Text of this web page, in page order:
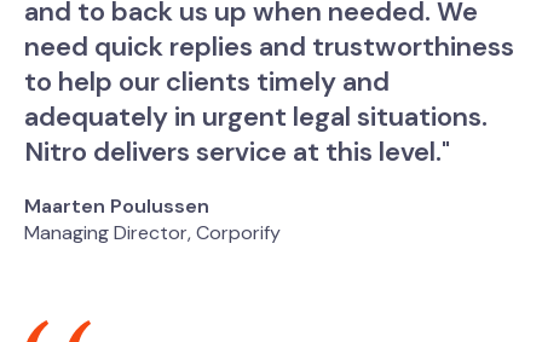
and to back us up when needed. We
need quick replies and trustworthiness
to help our clients timely and
adequately in urgent legal situations.
Nitro delivers service at this level."
Maarten Poulussen
Managing Director, Corporify